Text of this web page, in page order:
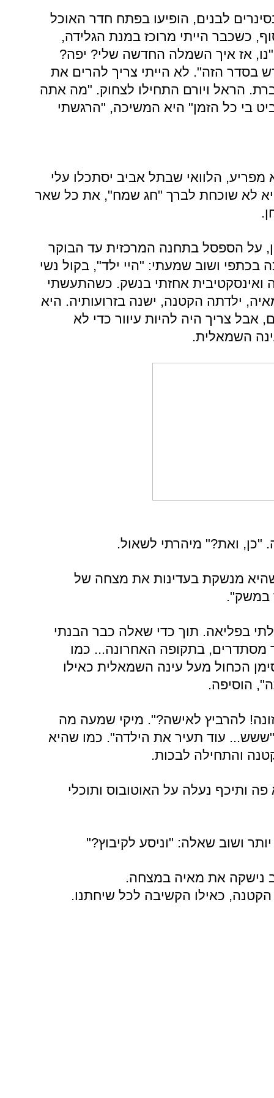
לבנים, הופיעו בפתח חדר האוכל
כשכבר הייתי מרוכז במנת הגלידה,
אז איך השמלה החדשה שלי? יפה?
בסדר הזה". לא הייתי צריך להרים את
הראל ויורם התחילו לצחוק. "מה אתה
בי כל הזמן" היא המשיכה, "הרגשתי
הלוואי שבתל אביב יסתכלו עלי
לא שוכחת לברך "חג שמח", את כל שאר
על הספסל בתחנה המרכזית עד הבוקר
ושוב שמעתי: "היי ילד", בקול נשי
ואינסקטיבית אחזתי בנשק. כשהתעשתי
ילדתה הקטנה, ישנה בזרועותיה. היא
אבל צריך היה להיות עיוור כדי לא
השמאלית.
ואת?" מיהרתי לשאול.
מנשקת בעדינות את מצחה של
במשק".
בפליאה. תוך כדי שאלה כבר הבנתי
מסתדרים, בתקופה האחרונה... כמו
הכחול מעל עינה השמאלית כאילו
הוסיפה.
להרביץ לאישה?". מיקי שמעה מה
עוד תעיר את הילדה". כמו שהיא
והתחילה לבכות.
ותיכף נעלה על האוטובוס ותוכלי
ושוב שאלה: "וניסע לקיבוץ?"
נישקה את מאיה במצחה.
כאילו הקשיבה לכל שיחתנו.